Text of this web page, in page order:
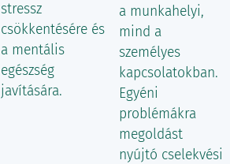
stressz
csökkentésére és
a mentális
egészség
javítására.
a munkahelyi,
mind a
személyes
kapcsolatokban.
Egyéni
problémákra
megoldást
nyújtó cselekvési